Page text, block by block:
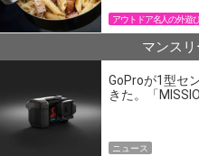
アウトドア名人の外遊
マンス
GoProが1型セ
きた。「
ニュース